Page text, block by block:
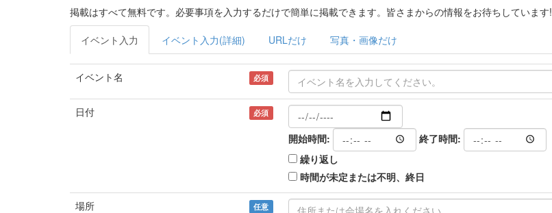
掲載はすべて無料です。必要事項を入力するだけで簡単に掲載できます。皆さまからの情報をお待ちしています!
イベント入力 イベント入力(詳細) URLだけ 写真・画像だけ
イベント名 必須
日付 必須
開始時間:
終了時間:
繰り返し
時間が未定または不明、終日
場所 任意